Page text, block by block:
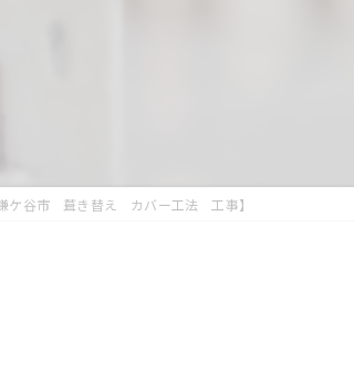
ケ谷市 葺き替え カバー工法 工事】